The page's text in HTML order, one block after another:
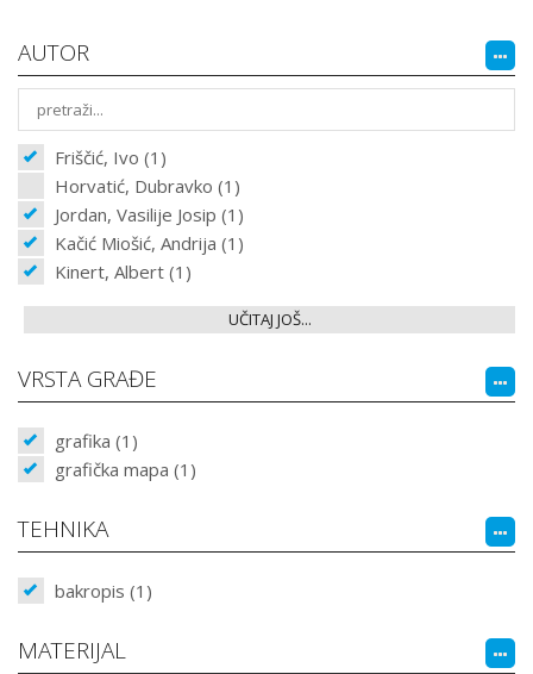
AUTOR
Friščić, Ivo (1)
Horvatić, Dubravko (1)
Jordan, Vasilije Josip (1)
Kačić Miošić, Andrija (1)
Kinert, Albert (1)
UČITAJ JOŠ...
VRSTA GRAĐE
grafika (1)
grafička mapa (1)
TEHNIKA
bakropis (1)
MATERIJAL